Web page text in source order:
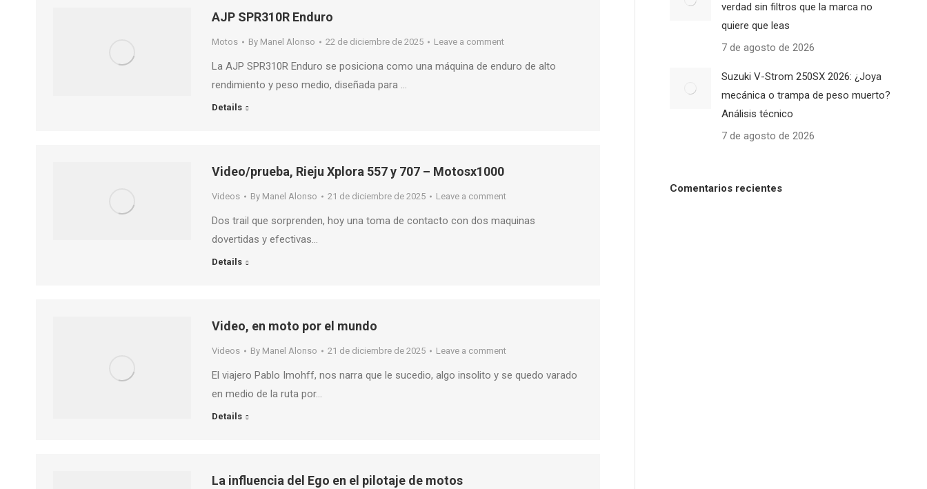
AJP SPR310R Enduro
Motos By Manel Alonso 22 de diciembre de 2025 Leave a comment
La AJP SPR310R Enduro se posiciona como una máquina de enduro de alto
rendimiento y peso medio, diseñada para …
Details
Video/prueba, Rieju Xplora 557 y 707 – Motosx1000
Videos By Manel Alonso 21 de diciembre de 2025 Leave a comment
Dos trail que sorprenden, hoy una toma de contacto con dos maquinas
dovertidas y efectivas…
Details
Video, en moto por el mundo
Videos By Manel Alonso 21 de diciembre de 2025 Leave a comment
El viajero Pablo Imohff, nos narra que le sucedio, algo insolito y se quedo varado
en medio de la ruta por…
Details
La influencia del Ego en el pilotaje de motos
verdad sin filtros que la marca no
quiere que leas
7 de agosto de 2026
Suzuki V-Strom 250SX 2026: ¿Joya
mecánica o trampa de peso muerto?
Análisis técnico
7 de agosto de 2026
Comentarios recientes